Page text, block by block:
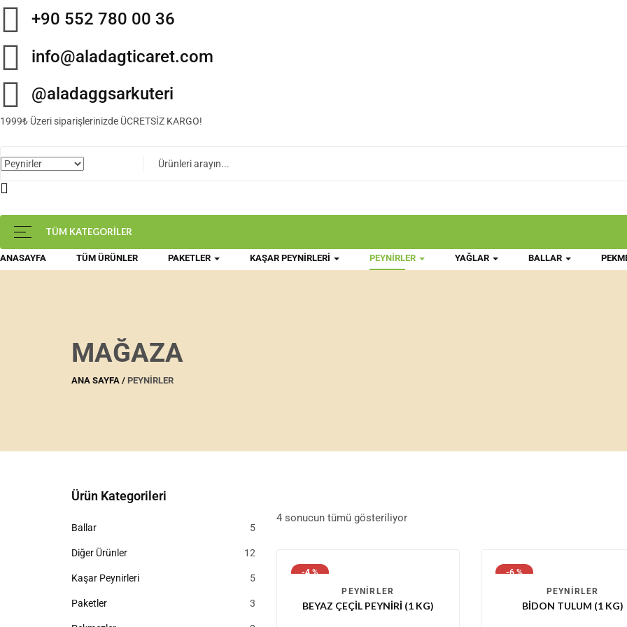
+90 552 780 00 36
info@aladagticaret.com
@aladaggsarkuteri
1999₺ Üzeri siparişlerinizde ÜCRETSİZ KARGO!
TÜM KATEGORILER
ANASAYFA TÜM ÜRÜNLER PAKETLER KAŞAR PEYNIRLERI PEYNIRLER YAĞLAR BALLAR
MAĞAZA
ANA SAYFA PEYNIRLER
Ürün Kategorileri
Ballar 55
Diğer Ürünler
1212
Kaşar Peynirleri
55
Paketler
33
4 sonucun tümü gösteriliyor
-4 %
PEYNIRLER
BEYAZ ÇEÇIL PEYNIRI (1 KG)
-6 %
PEYNIRLER
BIDON TULUM (1 KG)